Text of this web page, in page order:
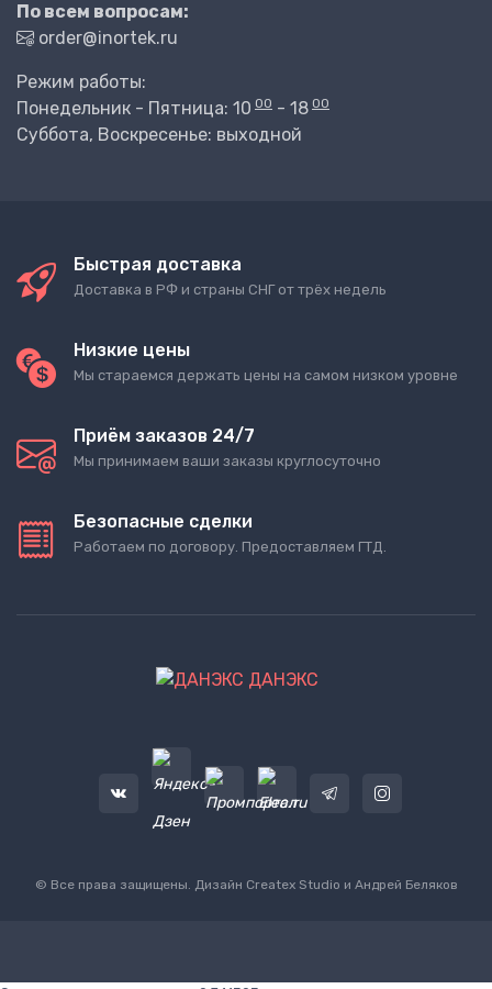
По всем вопросам:
order@inortek.ru
Режим работы:
Понедельник - Пятница: 10 00 - 18 00
Суббота, Воскресенье: выходной
Быстрая доставка
Доставка в РФ и страны СНГ от трёх недель
Низкие цены
Мы стараемся держать цены на самом низком уровне
Приём заказов 24/7
Мы принимаем ваши заказы круглосуточно
Безопасные сделки
Работаем по договору. Предоставляем ГТД.
ДАНЭКС
© Все права защищены. Дизайн Createx Studio и Андрей Беляков